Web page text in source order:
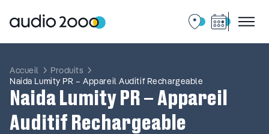
contenu
Accueil
Produits
Naida Lumity PR – Appareil Auditif Rechargeable
Naida Lumity PR – Appareil
Auditif Rechargeable